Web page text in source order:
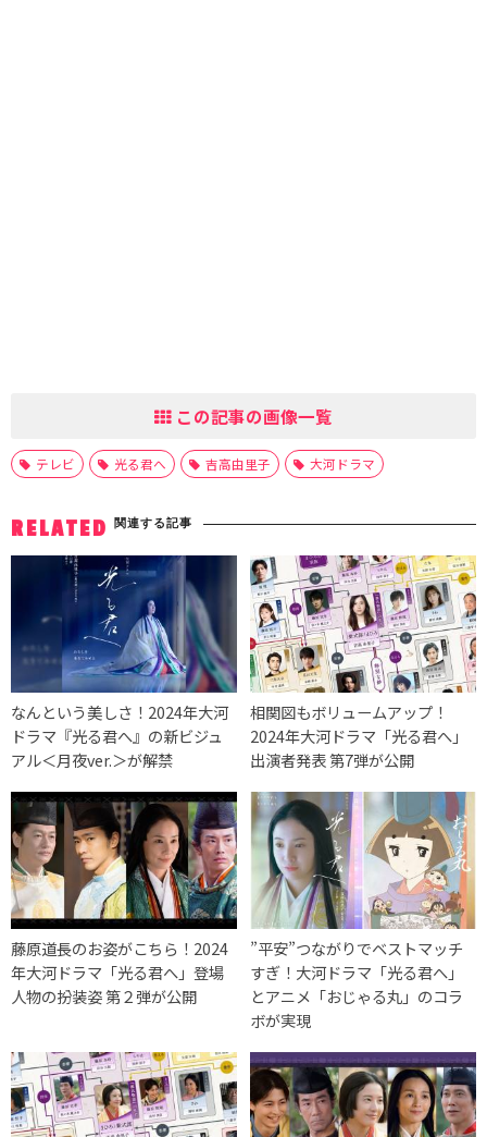
この記事の画像一覧
テレビ 光る君へ 吉高由里子 大河ドラマ
RELATED 関連する記事
なんという美しさ！2024年大河
ドラマ『光る君へ』の新ビジュ
アル＜月夜ver.＞が解禁
相関図もボリュームアップ！
2024年大河ドラマ「光る君へ」
出演者発表 第7弾が公開
藤原道長のお姿がこちら！2024
年大河ドラマ「光る君へ」登場
人物の扮装姿 第２弾が公開
”平安”つながりでベストマッチ
すぎ！大河ドラマ「光る君へ」
とアニメ「おじゃる丸」のコラ
ボが実現